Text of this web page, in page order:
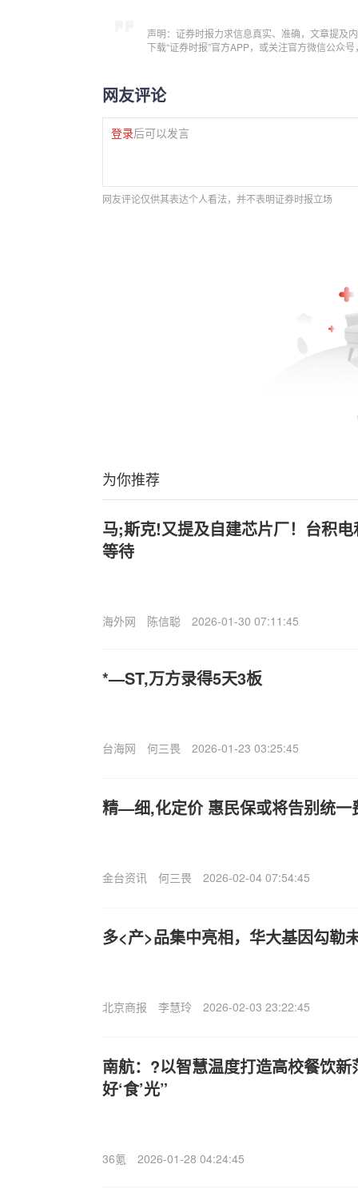
声明：证券时报力求信息真实、准确，文章提及
下载“证券时报”官方APP，或关注官方微信公众
网友评论
登录后可以发言
网友评论仅供其表达个人看法，并不表明证券时报立场
为你推荐
马;斯克!又提及自建芯片厂！台积
等待
海外网 陈信聪 2026-01-30 07:11:45
*—ST,万方录得5天3板
台海网 何三畏 2026-01-23 03:25:45
精—细,化定价 惠民保或将告别统一
金台资讯 何三畏 2026-02-04 07:54:45
多<产>品集中亮相，华大基因勾勒
北京商报 李慧玲 2026-02-03 23:22:45
南航：?以智慧温度打造高校餐饮新
好‘食’光”
36氪 2026-01-28 04:24:45